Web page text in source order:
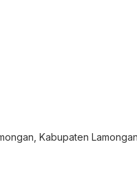
Kabupaten